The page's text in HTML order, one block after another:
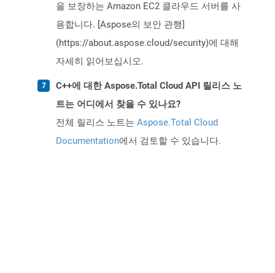
을 보장하는 Amazon EC2 클라우드 서버를 사
용합니다. [Aspose의 보안 관행]
(https://about.aspose.cloud/security)에 대해
자세히 읽어보십시오.
C++에 대한 Aspose.Total Cloud API 릴리스 노
트는 어디에서 찾을 수 있나요?
전체 릴리스 노트는 Aspose.Total Cloud
Documentation에서 검토할 수 있습니다.